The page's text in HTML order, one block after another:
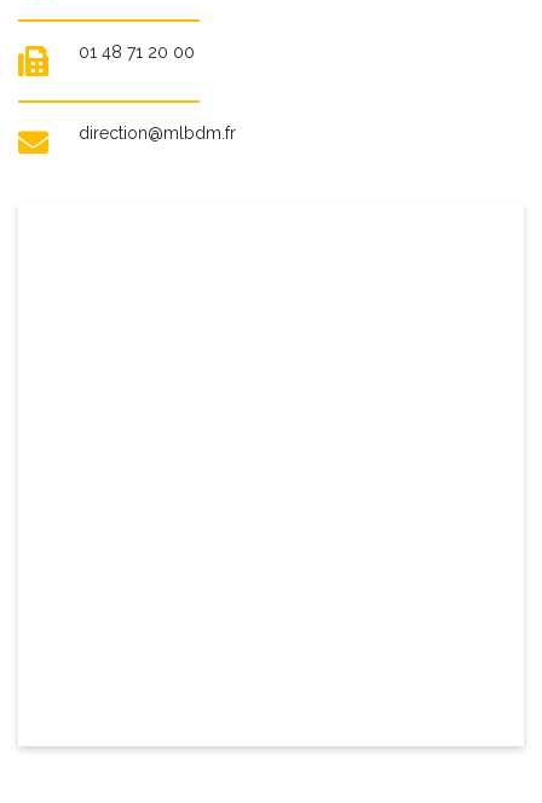
01 48 71 20 00
direction@mlbdm.fr